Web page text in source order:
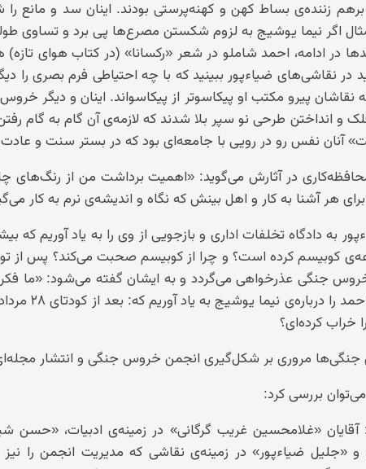
برهم زننده‌ی بساط کهن و کهنه‌پرستی بودند. اینان سد و مانع را
اگر نیما یوشیج به لزوم شکستن مصرع‌ها پی برد و تساوی
در ادامه، احمد شاملو در شعر «رکسانا» (در کتاب هوای
در نقاشی‌های ضیاء‌پور ببینید که با چه احتیاطی فرم بصری را
پیرو مکتب او پیکاسوتر از پیکاسواند. اینان و دیگر
انداختن طرحی نو سپر بلا شدند که لازمه‌ی آن گام به گام رفتن
آنان نفس رو در رویی با جامعه‌ای بود که در بستر سنت و
در آثارش می‌گوید: «اهمیت برداشت من از رنگ‌های
برای هر آشنا به کار و اهل بینش که نگاه و اندیشه‌ی نرم به کار
به دادگاه تخلفات اداری و بازجویی از وی را به یاد آوریم که
کوبیسم کرده است؟ و چرا از کوبیسم صحبت می‌کند؟ پس از
جنگی عذرخواهی می‌گردد و به ایشان گفته می‌شود: «ما فکر
خراب کرده‌ای؟
مروری بر شکل‌گیری انجمن خروس جنگی و انتشار
بررسی کرد:
نخست، از سال ۱۳۲۸: آقایان «غلامحسین غریب گرگانی» در زمینه‌ی ادبیات،
و «جلیل ضیاءپور» در زمینه‌ی نقاشی که مدیریت انجمن را